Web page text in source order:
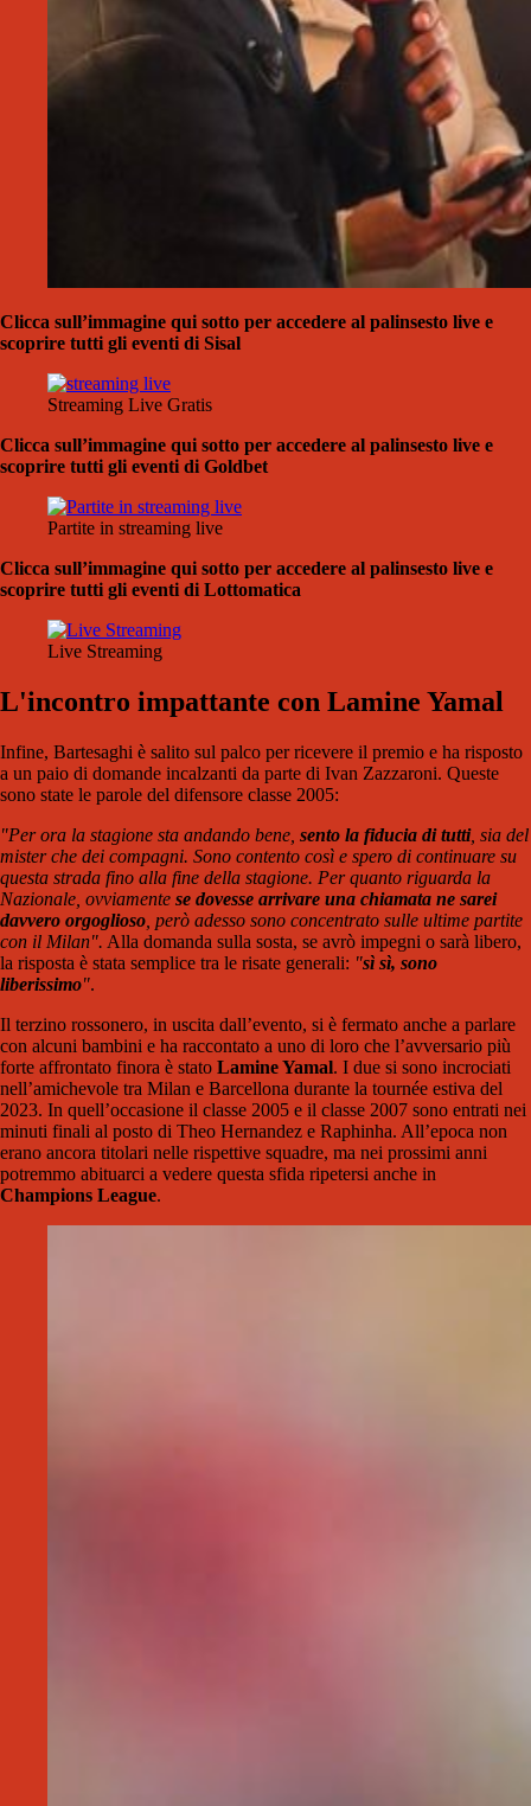
Clicca sull’immagine qui sotto per accedere al palinsesto live e
scoprire tutti gli eventi di Sisal
Streaming Live Gratis
Clicca sull’immagine qui sotto per accedere al palinsesto live e
scoprire tutti gli eventi di Goldbet
Partite in streaming live
Clicca sull’immagine qui sotto per accedere al palinsesto live e
scoprire tutti gli eventi di Lottomatica
Live Streaming
L'incontro impattante con Lamine Yamal
Infine, Bartesaghi è salito sul palco per ricevere il premio e ha risposto
a un paio di domande incalzanti da parte di Ivan Zazzaroni. Queste
sono state le parole del difensore classe 2005:
"Per ora la stagione sta andando bene, sento la fiducia di tutti, sia del
mister che dei compagni. Sono contento così e spero di continuare su
questa strada fino alla fine della stagione. Per quanto riguarda la
Nazionale, ovviamente se dovesse arrivare una chiamata ne sarei
davvero orgoglioso , però adesso sono concentrato sulle ultime partite
con il Milan". Alla domanda sulla sosta, se avrò impegni o sarà libero,
la risposta è stata semplice tra le risate generali: "sì sì, sono
liberissimo".
Il terzino rossonero, in uscita dall’evento, si è fermato anche a parlare
con alcuni bambini e ha raccontato a uno di loro che l’avversario più
forte affrontato finora è stato Lamine Yamal. I due si sono incrociati
nell’amichevole tra Milan e Barcellona durante la tournée estiva del
2023. In quell’occasione il classe 2005 e il classe 2007 sono entrati nei
minuti finali al posto di Theo Hernandez e Raphinha. All’epoca non
erano ancora titolari nelle rispettive squadre, ma nei prossimi anni
potremmo abituarci a vedere questa sfida ripetersi anche in
Champions League.